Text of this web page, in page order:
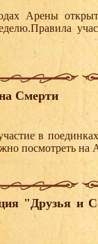
Арены
Смерти
в
посмотреть на
"Друзья и